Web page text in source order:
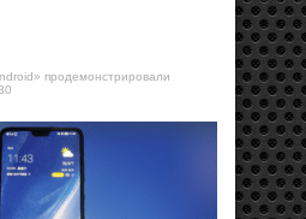
продемонстрировали